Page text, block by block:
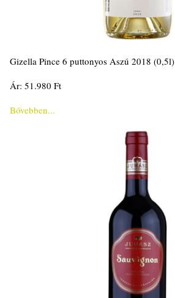
Gizella Pince 6 puttonyos Aszú 2018 (0,5l)
Ár: 51.980 Ft
Bővebben...